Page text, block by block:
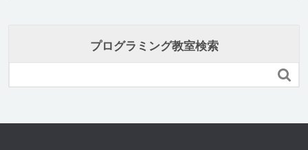
プログラミング教室検索
